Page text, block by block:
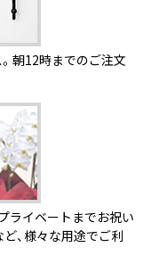
朝12時までのご注文
ライベートまでお祝い
ど、様々な用途でご利